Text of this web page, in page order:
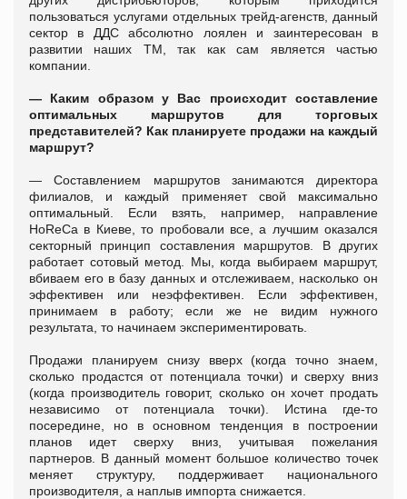
пользоваться услугами отдельных трейд-агенств, данный
сектор в ДДС абсолютно лоялен и заинтересован в
развитии наших ТМ, так как сам является частью
компании.
— Каким образом у Вас происходит составление
оптимальных маршрутов для торговых
представителей? Как планируете продажи на каждый
маршрут?
— Составлением маршрутов занимаются директора
филиалов, и каждый применяет свой максимально
оптимальный. Если взять, например, направление
HoReCa в Киеве, то пробовали все, а лучшим оказался
секторный принцип составления маршрутов. В других
работает сотовый метод. Мы, когда выбираем маршрут,
вбиваем его в базу данных и отслеживаем, насколько он
эффективен или неэффективен. Если эффективен,
принимаем в работу; если же не видим нужного
результата, то начинаем экспериментировать.
Продажи планируем снизу вверх (когда точно знаем,
сколько продастся от потенциала точки) и сверху вниз
(когда производитель говорит, сколько он хочет продать
независимо от потенциала точки). Истина где-то
посередине, но в основном тенденция в построении
планов идет сверху вниз, учитывая пожелания
партнеров. В данный момент большое количество точек
меняет структуру, поддерживает национального
производителя, а наплыв импорта снижается.